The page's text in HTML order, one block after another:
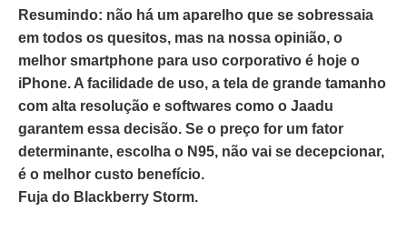
Resumindo: não há um aparelho que se sobressaia
em todos os quesitos, mas na nossa opinião, o
melhor smartphone para uso corporativo é hoje o
iPhone. A facilidade de uso, a tela de grande tamanho
com alta resolução e softwares como o Jaadu
garantem essa decisão. Se o preço for um fator
determinante, escolha o N95, não vai se decepcionar,
é o melhor custo benefício.
Fuja do Blackberry Storm.